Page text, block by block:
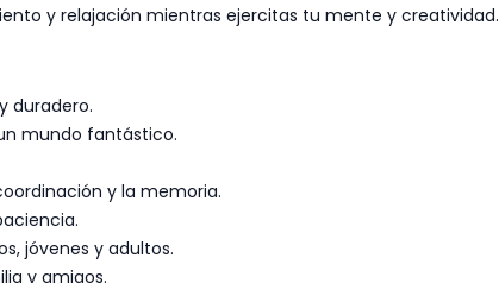
y relajación mientras ejercitas tu mente y creatividad.
duradero.
mundo fantástico.
y la memoria.
jóvenes y adultos.
y amigos.